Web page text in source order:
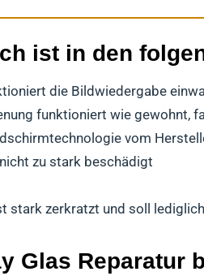
ist in den
die Bildwiedergabe
funktioniert wie gewohnt,
vom
zu stark beschädigt
stark zerkratzt und soll
Glas Reparatur